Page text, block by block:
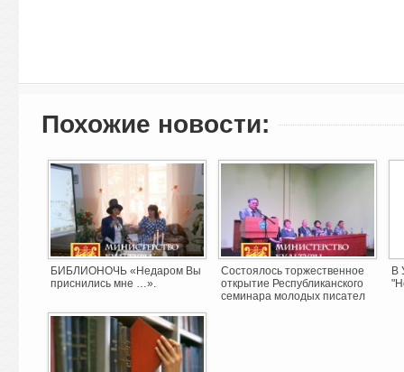
Похожие новости:
БИБЛИОНОЧЬ «Недаром Вы
приснились мне …».
Состоялось торжественное
открытие Республиканского
семинара молодых писател
В